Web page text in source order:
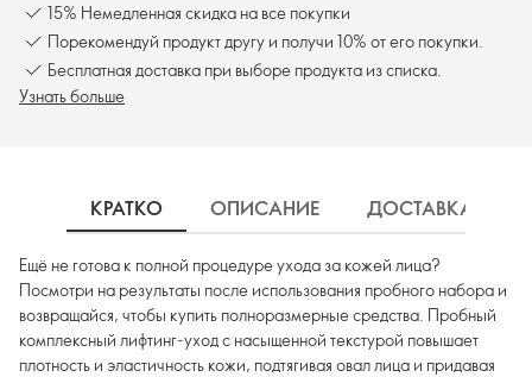
15% Немедленная скидка на все покупки
Порекомендуй продукт другу и получи 10% от его покупки.
Бесплатная доставка при выборе продукта из списка.
Узнать больше
КРАТКО ОПИСАНИЕ ДОСТАВКА
Ещё не готова к полной процедуре ухода за кожей лица?
Посмотри на результаты после использования пробного набора и
возвращайся, чтобы купить полноразмерные средства. Пробный
комплексный лифтинг-уход с насыщенной текстурой повышает
плотность и эластичность кожи, подтягивая овал лица и придавая